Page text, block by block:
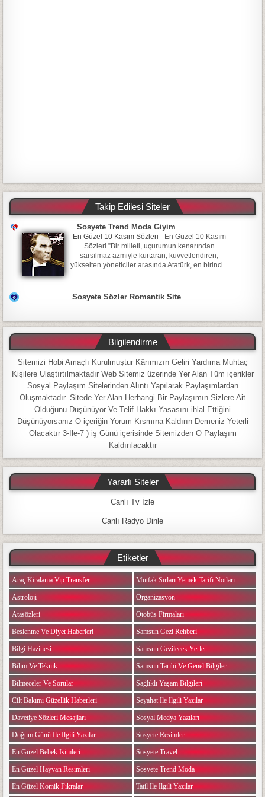
Takip Edilesi Siteler
Sosyete Trend Moda Giyim
En Güzel 10 Kasım Sözleri - En Güzel 10 Kasım
Sözleri ”Bir milleti, uçurumun kenarından
sarsılmaz azmiyle kurtaran, kuvvetlendiren,
yükselten yöneticiler arasında Atatürk, en birinci...
Sosyete Sözler Romantik Site
-
Bilgilendirme
Sitemizi Hobi Amaçlı Kurulmuştur Kârımızın Geliri Yardıma Muhtaç
Kişilere Ulaştırtılmaktadır Web Sitemiz üzerinde Yer Alan Tüm içerikler
Sosyal Paylaşım Sitelerinden Alıntı Yapılarak Paylaşımlardan
Oluşmaktadır. Sitede Yer Alan Herhangi Bir Paylaşımın Sizlere Ait
Olduğunu Düşünüyor Ve Telif Hakkı Yasasını ihlal Ettiğini
Düşünüyorsanız O içeriğin Yorum Kısmına Kaldırın Demeniz Yeterli
Olacaktır 3-İle-7 ) iş Günü içerisinde Sitemizden O Paylaşım
Kaldırılacaktır
Yararlı Siteler
Canlı Tv İzle
Canlı Radyo Dinle
Etiketler
Araç Kiralama Vip Transfer
Astroloji
Atasözleri
Beslenme Ve Diyet Haberleri
Bilgi Hazinesi
Bilim Ve Teknik
Bilmeceler Ve Sorular
Cilt Bakımı Güzellik Haberleri
Davetiye Sözleri Mesajları
Doğum Günü Ile Ilgili Yazılar
En Güzel Bebek Isimleri
En Güzel Hayvan Resimleri
En Güzel Komik Fıkralar
Mutfak Sırları Yemek Tarifi Notları
Organizasyon
Otobüs Firmaları
Samsun Gezi Rehberi
Samsun Gezilecek Yerler
Samsun Tarihi Ve Genel Bilgiler
Sağlıklı Yaşam Bilgileri
Seyahat Ile Ilgili Yazılar
Sosyal Medya Yazıları
Sosyete Resimler
Sosyete Travel
Sosyete Trend Moda
Tatil Ile Ilgili Yazılar